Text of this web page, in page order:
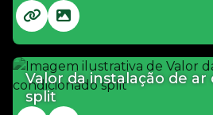
Valor da instalação de
split